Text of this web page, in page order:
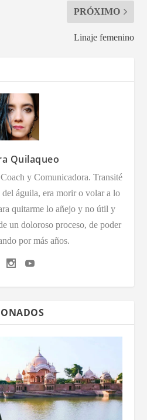
PRÓXIMO
Linaje femenino
Quilaqueo
y Comunicadora. Transité
águila, era morir o volar a lo
quitarme lo añejo y no útil y
un doloroso proceso, de poder
por más años.